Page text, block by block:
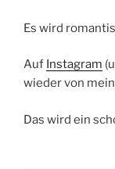
Es wird
Auf Instagram
wieder von
Das wird ein